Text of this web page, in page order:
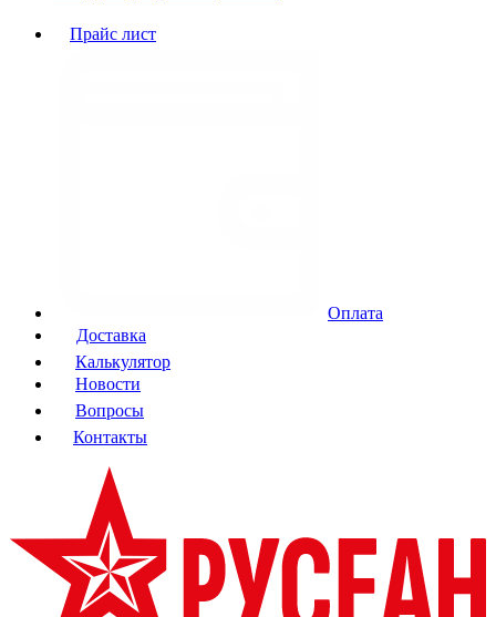
Прайс лист
Оплата
Доставка
Калькулятор
Новости
Вопросы
Контакты